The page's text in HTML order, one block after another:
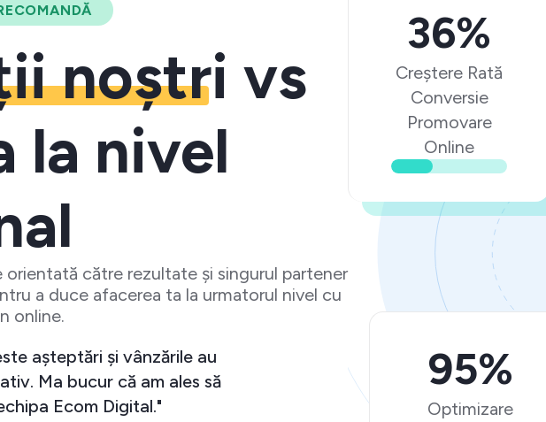
noștri vs
la nivel
către rezultate și singurul partener
a duce afacerea ta la urmatorul nivel cu
online.
peste așteptări și vânzările au
Ma bucur că am ales să
în echipa Ecom Digital."
36%
Creștere Rată
Conversie
Promovare
Online
95%
Optimizare